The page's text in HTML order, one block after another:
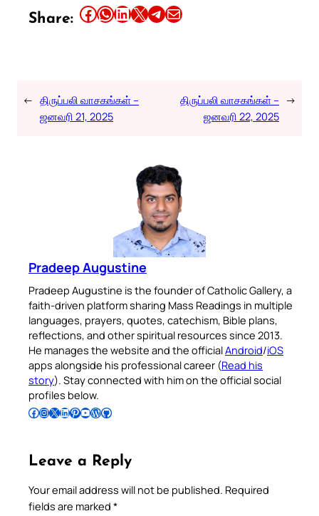
Share: Share this article on Facebook Share this article on WhatsApp Share this article on LinkedIn Share this article on X Share this article on TelegramEmail this Article
← திருப்பலி வாசகங்கள் –
ஜனவரி 21, 2025
திருப்பலி வாசகங்கள் –
ஜனவரி 22, 2025
→
Pradeep Augustine
Pradeep Augustine is the founder of Catholic Gallery, a
faith-driven platform sharing Mass Readings in multiple
languages, prayers, quotes, catechism, Bible plans,
reflections, and other spiritual resources since 2013.
He manages the website and the officialAndroid/iOS
apps alongside his professional career (Read his
story). Stay connected with him on the official social
profiles below.
Follow Pradeep on Facebook Follow Pradeep on InstagramFollow Pradeep on X Follow Pradeep on LinkedIn Follow Pradeep on Pinterest Subscribe to Pradeep’s Youtube Channel Follow Pradeep on WordPress Follow Pradeep on GitHub
Leave a Reply
Your email address will not be published. Required
fields are marked *